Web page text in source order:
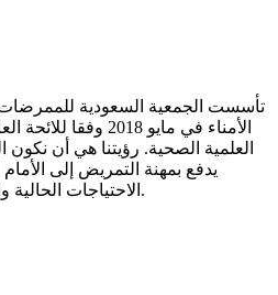
تأسست الجمعية السعودية
الأمناء في مايو 2018
العلمية الصحية. رؤيتنا هي أن
يدفع بمهنة التمريض إلى
الاحتياجات الحالية والمستقبلية للمجتمع السعودي.